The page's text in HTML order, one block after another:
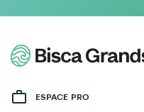
ESPACE PRO